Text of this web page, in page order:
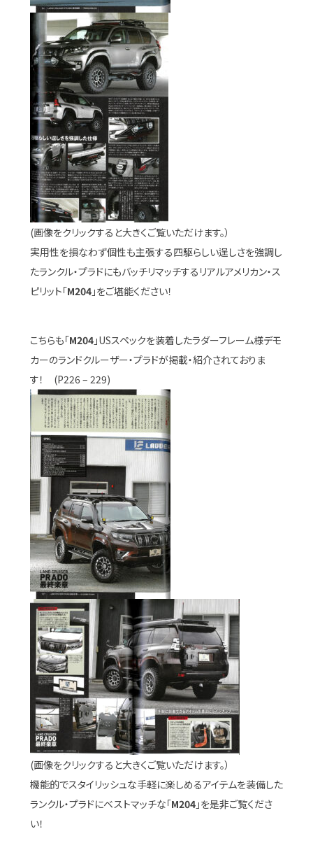
(画像をクリックすると大きくご覧いただけます。）
実用性を損なわず個性も主張する四駆らしい逞しさを強調し
たランクル・プラドにもバッチリマッチするリアルアメリカン・ス
ピリット「M204」をご堪能ください！
こちらも「M204」USスペックを装着したラダーフレーム様デモ
カーのランドクルーザー・プラドが掲載・紹介されておりま
す！ (P226 – 229)
(画像をクリックすると大きくご覧いただけます。）
機能的でスタイリッシュな手軽に楽しめるアイテムを装備した
ランクル・プラドにベストマッチな「M204」を是非ご覧くださ
い！